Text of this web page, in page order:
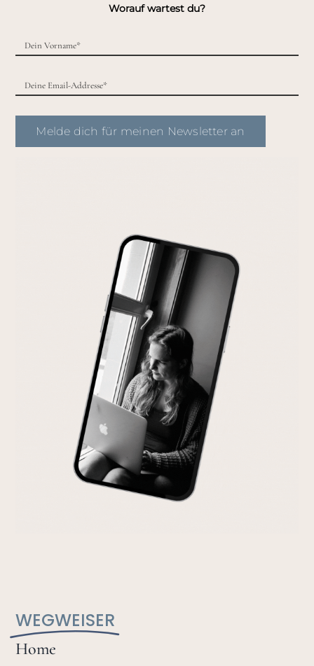
WEGWEISER
Home
Worauf wartest du?
Melde dich für meinen Newsletter an